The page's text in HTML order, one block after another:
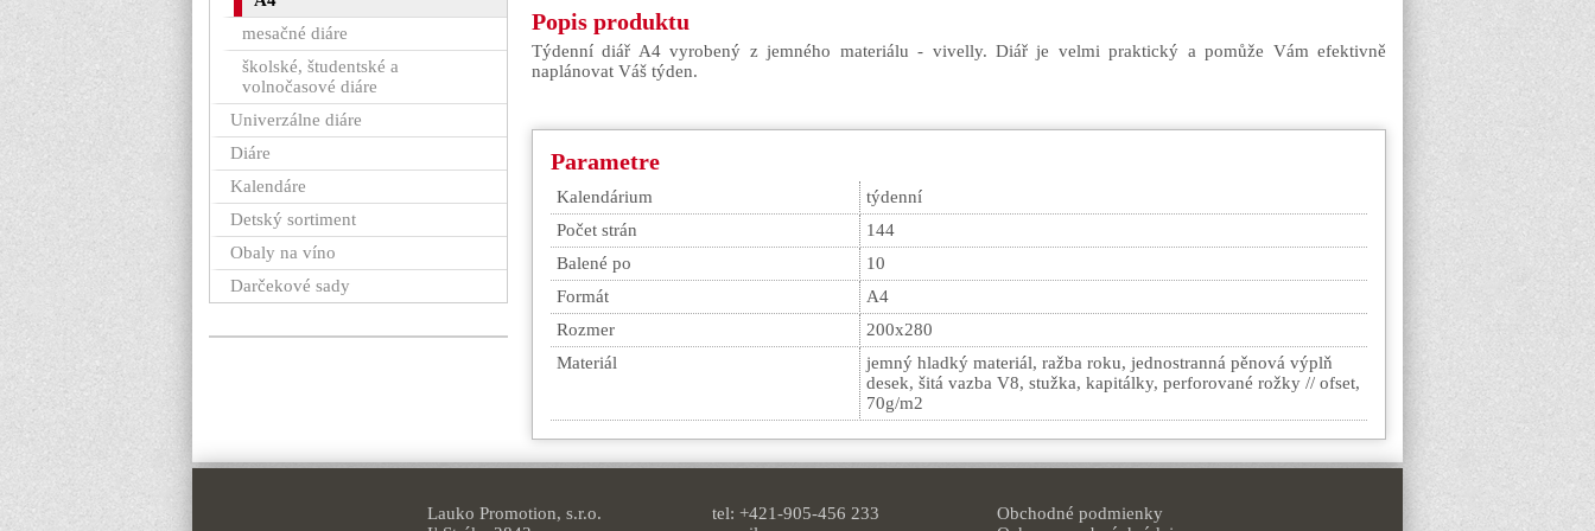
Popis produktu
Týdenní diář A4 vyrobený z jemného materiálu - vivelly. Diář je velmi praktický a pomůže Vám efektivně
naplánovat Váš týden.
Parametre
Kalendárium
týdenní
Počet strán
144
Balené po
10
Formát
A4
Rozmer
200x280
Materiál
jemný hladký materiál, ražba roku, jednostranná pěnová výplň
desek, šitá vazba V8, stužka, kapitálky, perforované rožky // ofset,
70g/m2
mesačné diáre
školské, študentské a
volnočasové diáre
Univerzálne diáre
Diáre
Kalendáre
Detský sortiment
Obaly na víno
Darčekové sady
Lauko Promotion, s.r.o.
tel: +421-905-456 233
Obchodné podmienky